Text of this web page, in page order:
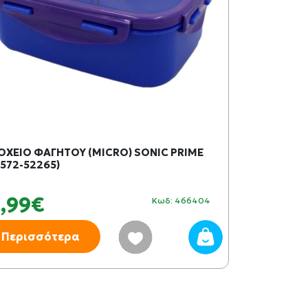
ΦΑΓΗΤΟΥ (MICRO) SONIC PRIME
52265)
Κωδ: 466404
Περισσότερα